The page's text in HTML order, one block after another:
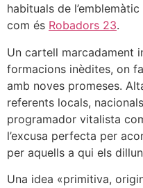
habituals de
com és Robadors 23.
Un cartell marcadament
formacions inèdites, on
amb noves promeses.
referents locals,
programador vitalista
l’excusa perfecta per
per aquells a qui els
Una idea «primitiva,